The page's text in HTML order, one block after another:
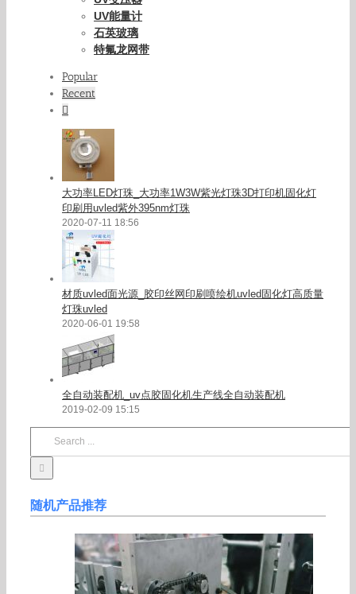
UV能量计
石英玻璃
特氟龙网带
Popular
Recent
大功率LED灯珠_大功率1W3W紫光灯珠3D打印机固化灯
印刷用uvled紫外395nm灯珠
2020-07-11 18:56
材质uvled面光源_胶印丝网印刷喷绘机uvled固化灯高质量
灯珠uvled
2020-06-01 19:58
全自动装配机_uv点胶固化机生产线全自动装配机
2019-02-09 15:15
随机产品推荐